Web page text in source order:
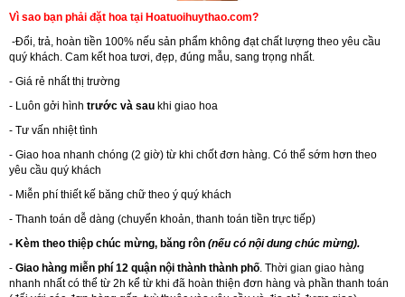
Vì sao bạn phải đặt hoa tại Hoatuoihuythao.com?
-Đổi, trả, hoàn tiền 100% nếu sản phẩm không đạt chất lượng theo yêu cầu
quý khách. Cam kết hoa tươi, đẹp, đúng mẫu, sang trọng nhất.
- Giá rẻ nhất thị trường
- Luôn gởi hình trước và sau khi giao hoa
- Tư vấn nhiệt tình
- Giao hoa nhanh chóng (2 giờ) từ khi chốt đơn hàng. Có thể sớm hơn theo
yêu cầu quý khách
- Miễn phí thiết kế băng chữ theo ý quý khách
- Thanh toán dễ dàng (chuyển khoản, thanh toán tiền trực tiếp)
- Kèm theo thiệp chúc mừng, băng rôn (nếu có nội dung chúc mừng).
- Giao hàng miễn phí 12 quận nội thành thành phố. Thời gian giao hàng
nhanh nhất có thể từ 2h kể từ khi đã hoàn thiện đơn hàng và phần thanh toán